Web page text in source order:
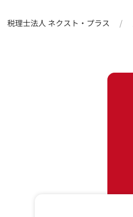
税理士法人 ネクスト・プラス